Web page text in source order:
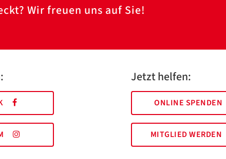
Wir freuen uns auf Sie!
Jetzt helfen:
ONLINE SPENDEN
MITGLIED WERDEN